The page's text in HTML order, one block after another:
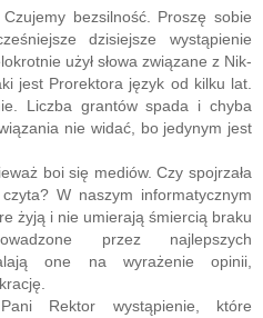
bezsilność. Proszę sobie
dzisiejsze wystąpienie
użył słowa związane z Nik-
jest Prorektora język od kilku lat.
Liczba grantów spada i chyba
nie widać, bo jedynym jest
boi się mediów. Czy spojrzała
W naszym informatycznym
żyją i nie umierają śmiercią braku
przez najlepszych
one na wyrażenie opinii,
Rektor wystąpienie, które